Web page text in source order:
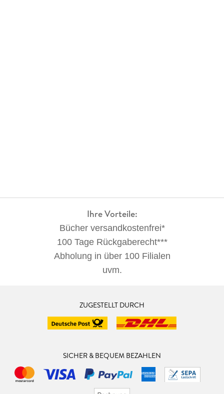
Ihre Vorteile:
Bücher versandkostenfrei*
100 Tage Rückgaberecht***
Abholung in über 100 Filialen
uvm.
ZUGESTELLT DURCH
SICHER & BEQUEM BEZAHLEN